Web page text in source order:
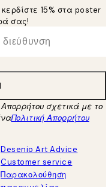
15% στα poster
σας!
σχετικά με το
Πολιτική Απορρήτου
Desenio Art Advice
Customer service
Παρακολούθηση